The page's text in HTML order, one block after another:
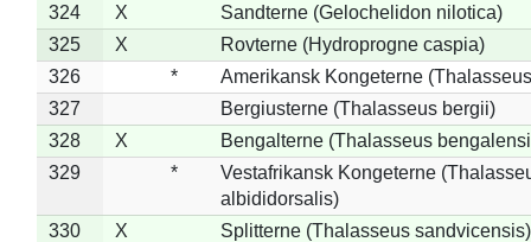
324
X
Sandterne (Gelochelidon nilotica)
325
X
Rovterne (Hydroprogne caspia)
326
*
Amerikansk Kongeterne
327
Bergiusterne (Thalasseus bergii)
328
X
Bengalterne (Thalasseus
329
*
Vestafrikansk Kongeterne
albididorsalis)
330
X
Splitterne (Thalasseus sandvicensis)